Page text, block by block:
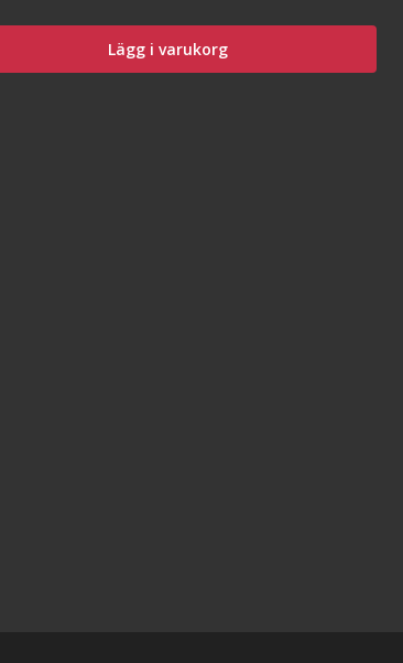
Lägg i varukorg